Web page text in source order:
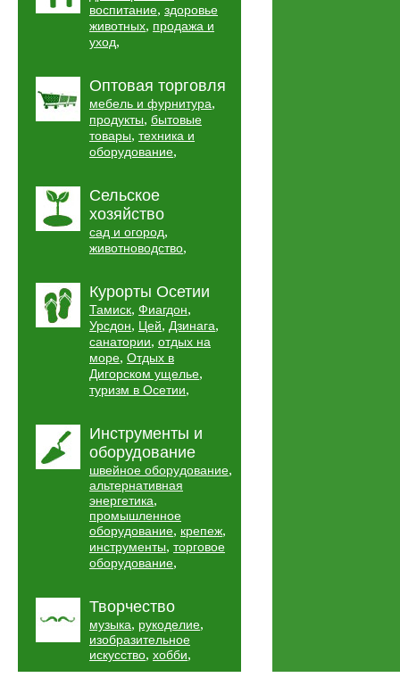
воспитание, здоровье
животных, продажа и
уход,
Оптовая торговля
мебель и фурнитура,
продукты, бытовые
товары, техника и
оборудование,
Сельское
хозяйство
сад и огород,
животноводство,
Курорты Осетии
Тамиск, Фиагдон,
Урсдон, Цей, Дзинага,
санатории, отдых на
море, Отдых в
Дигорском ущелье,
туризм в Осетии,
Инструменты и
оборудование
швейное оборудование,
альтернативная
энергетика,
промышленное
оборудование, крепеж,
инструменты, торговое
оборудование,
Творчество
музыка, рукоделие,
изобразительное
искусство, хобби,